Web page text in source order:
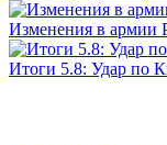
Изменения в армии
Итоги 5.8: Удар по